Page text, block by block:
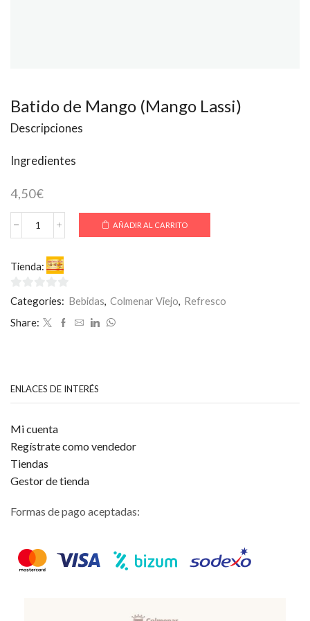
Batido de Mango (Mango Lassi)
Descripciones
Ingredientes
4,50€
Batido
Mango
(Mango
AÑADIR AL CARRITO
Tienda:
0
5
Categories: Bebidas Colmenar Viejo Refresco
Share:
ENLACES DE INTERÉS
Mi cuenta
Regístrate como vendedor
Tiendas
Gestor de tienda
Formas de pago aceptadas: